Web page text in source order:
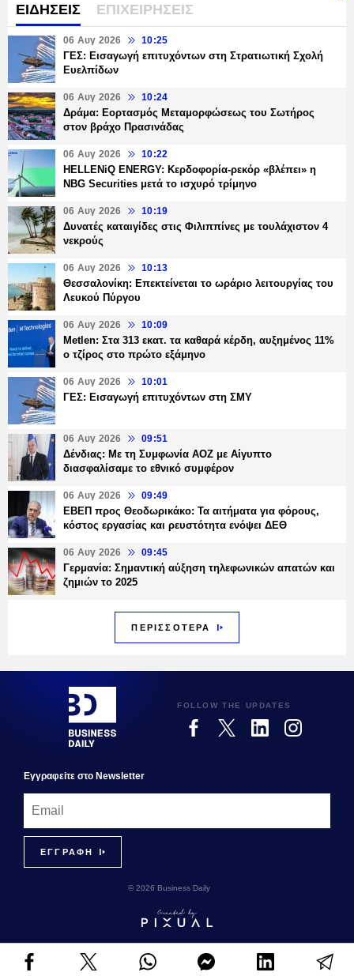
ΕΙΔΗΣΕΙΣ ΕΠΙΧΕΙΡΗΣΕΙΣ
06 Αυγ 2026 10:25
ΓΕΣ: Εισαγωγή επιτυχόντων στη Στρατιωτική Σχολή
Ευελπίδων
06 Αυγ 2026 10:24
Δράμα: Εορτασμός Μεταμορφώσεως του Σωτήρος
στον βράχο Πρασινάδας
06 Αυγ 2026 10:22
HELLENiQ ENERGY: Κερδοφορία-ρεκόρ «βλέπει» η
NBG Securities μετά το ισχυρό τρίμηνο
06 Αυγ 2026 10:19
Δυνατές καταιγίδες στις Φιλιππίνες με τουλάχιστον 4
νεκρούς
06 Αυγ 2026 10:13
Θεσσαλονίκη: Επεκτείνεται το ωράριο λειτουργίας του
Λευκού Πύργου
06 Αυγ 2026 10:09
Metlen: Στα 313 εκατ. τα καθαρά κέρδη, αυξημένος 11%
ο τζίρος στο πρώτο εξάμηνο
06 Αυγ 2026 10:01
ΓΕΣ: Εισαγωγή επιτυχόντων στη ΣΜΥ
06 Αυγ 2026 09:51
Δένδιας: Με τη Συμφωνία ΑΟΖ με Αίγυπτο
διασφαλίσαμε το εθνικό συμφέρον
06 Αυγ 2026 09:49
ΕΒΕΠ προς Θεοδωρικάκο: Τα αιτήματα για φόρους,
κόστος εργασίας και ρευστότητα ενόψει ΔΕΘ
06 Αυγ 2026 09:45
Γερμανία: Σημαντική αύξηση τηλεφωνικών απατών και
ζημιών το 2025
ΠΕΡΙΣΣΟΤΕΡΑ
FOLLOW THE UPDATES
Εγγραφεiτε στο Newsletter
© 2026 Business Daily